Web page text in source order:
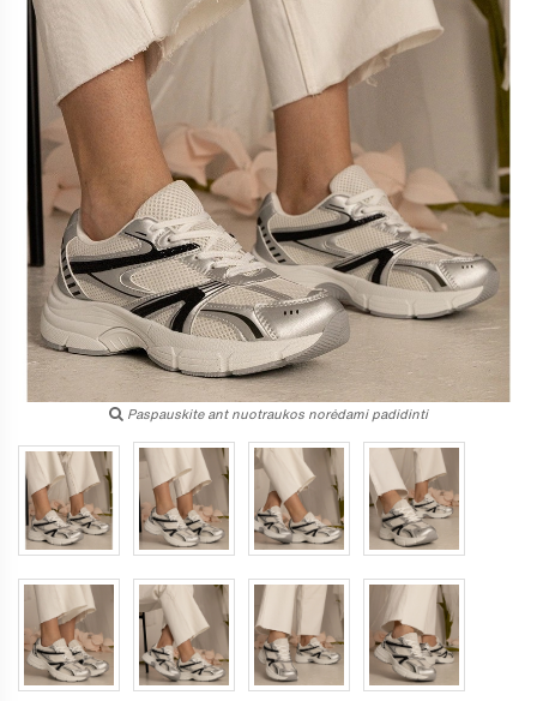
Paspauskite ant nuotraukos norėdami padidinti